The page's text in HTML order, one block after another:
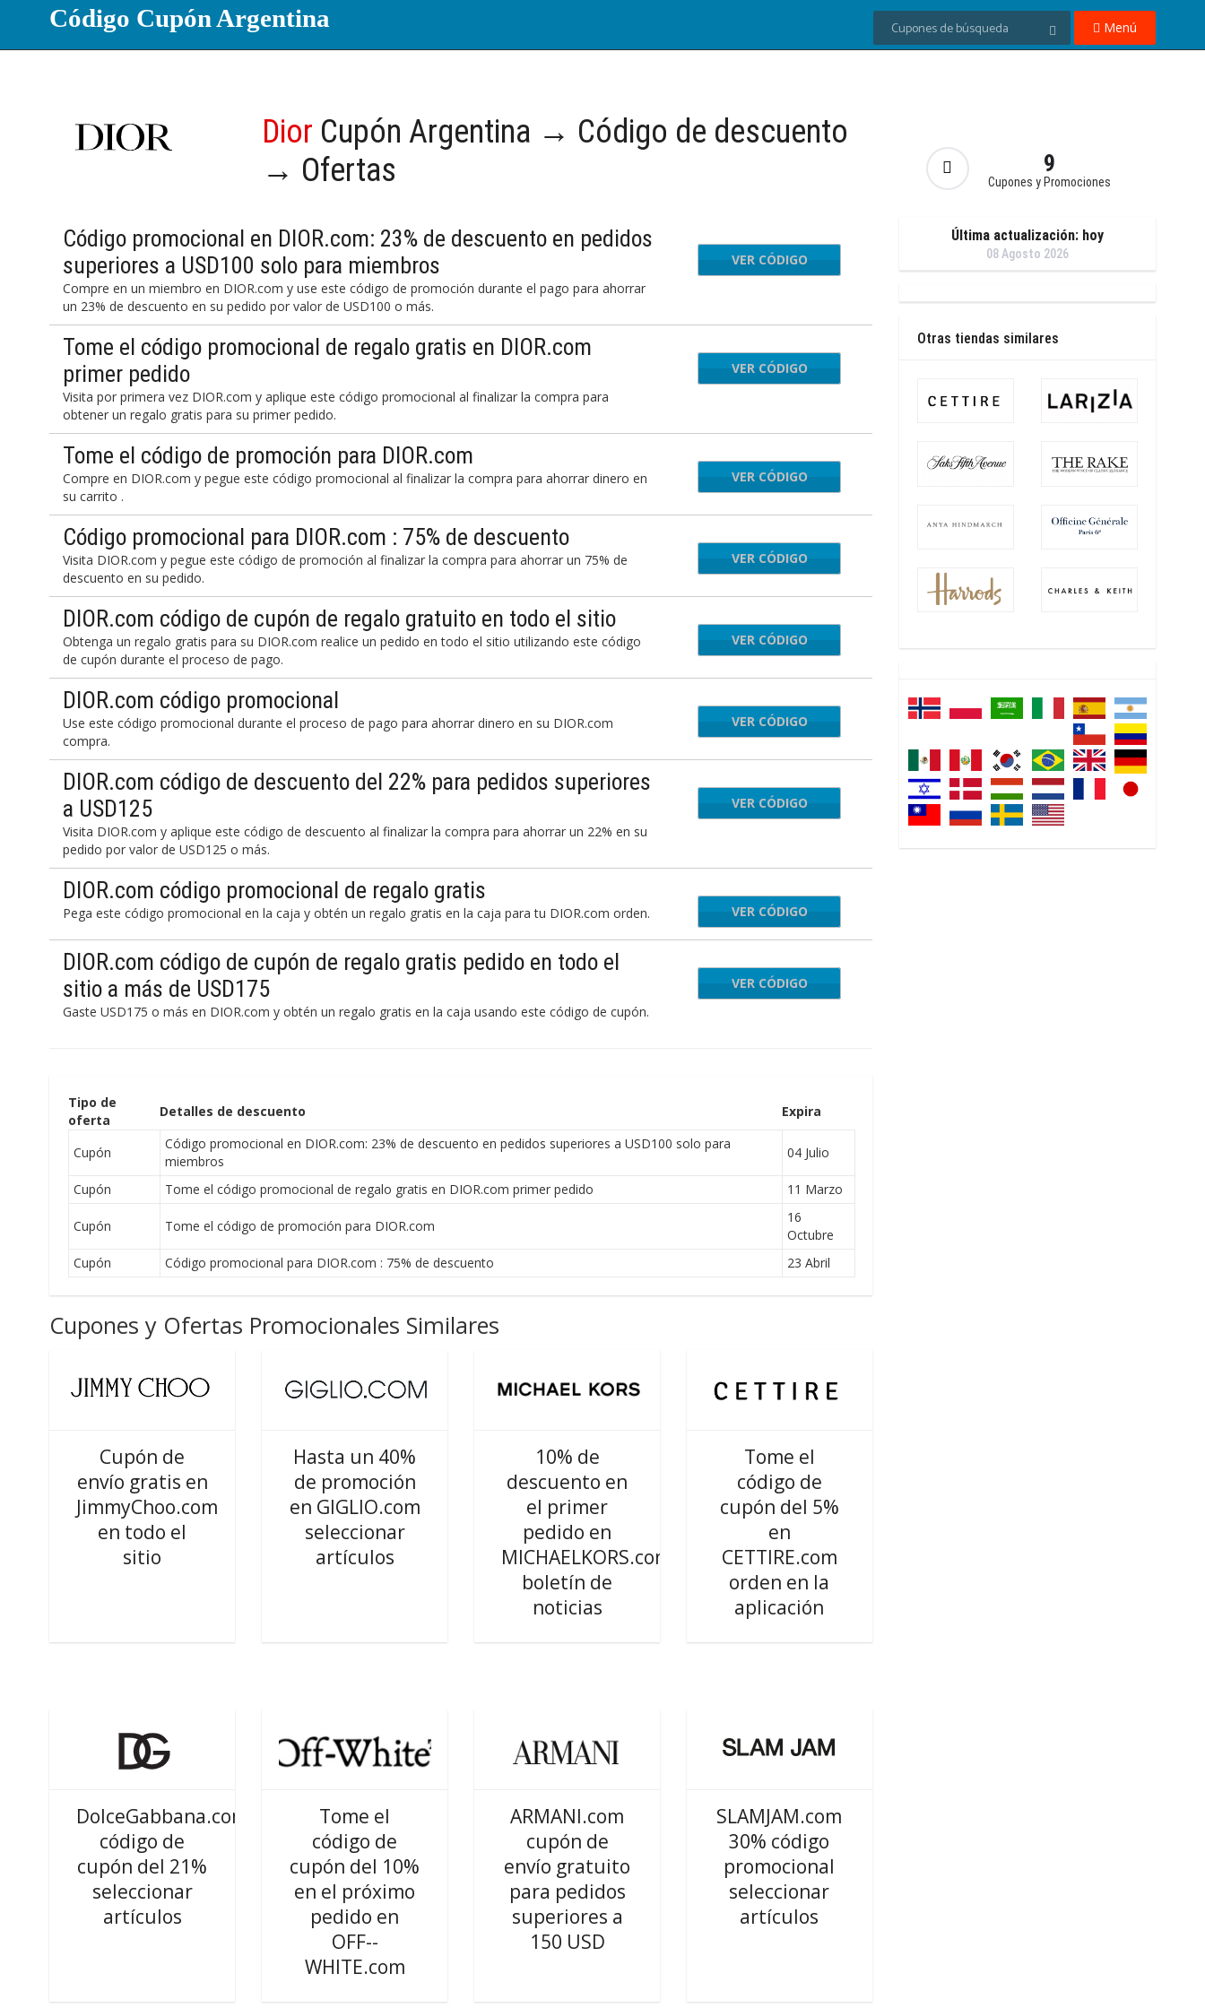
Código Cupón Argentina Menú
Dior Cupón Argentina → Código de descuento
→ Ofertas
9
Cupones y Promociones
Código promocional en DIOR.com: 23% de descuento en pedidos
superiores a USD100 solo para miembros
Compre en un miembro en DIOR.com y use este código de promoción durante el pago para ahorrar
un 23% de descuento en su pedido por valor de USD100 o más.
JOIN23
VER CÓDIGO
Tome el código promocional de regalo gratis en DIOR.com
primer pedido
Visita por primera vez DIOR.com y aplique este código promocional al finalizar la compra para
obtener un regalo gratis para su primer pedido.
COMEYOU
VER CÓDIGO
Tome el código de promoción para DIOR.com
Compre en DIOR.com y pegue este código promocional al finalizar la compra para ahorrar dinero en
su carrito .
TINES23
VER CÓDIGO
Código promocional para DIOR.com : 75% de descuento
Visita DIOR.com y pegue este código de promoción al finalizar la compra para ahorrar un 75% de
descuento en su pedido.
LINDA10
VER CÓDIGO
DIOR.com código de cupón de regalo gratuito en todo el sitio
Obtenga un regalo gratis para su DIOR.com realice un pedido en todo el sitio utilizando este código
de cupón durante el proceso de pago.
INCART
VER CÓDIGO
DIOR.com código promocional
Use este código promocional durante el proceso de pago para ahorrar dinero en su DIOR.com
compra.
ELINE22
VER CÓDIGO
DIOR.com código de descuento del 22% para pedidos superiores
a USD125
Visita DIOR.com y aplique este código de descuento al finalizar la compra para ahorrar un 22% en su
pedido por valor de USD125 o más.
ATELIER
VER CÓDIGO
DIOR.com código promocional de regalo gratis
Pega este código promocional en la caja y obtén un regalo gratis en la caja para tu DIOR.com orden. INCART
VER CÓDIGO
DIOR.com código de cupón de regalo gratis pedido en todo el
sitio a más de USD175
Gaste USD175 o más en DIOR.com y obtén un regalo gratis en la caja usando este código de cupón.
INGMOON
VER CÓDIGO
Tipo de
oferta
Detalles de descuento Expira
Cupón
Código promocional en DIOR.com: 23% de descuento en pedidos superiores a USD100 solo para
miembros
04 Julio
Cupón Tome el código promocional de regalo gratis en DIOR.com primer pedido 11 Marzo
Cupón Tome el código de promoción para DIOR.com
16
Octubre
Cupón
Código promocional para DIOR.com : 75% de descuento 23 Abril
Cupones y Ofertas Promocionales Similares
Cupón de
envío gratis en
JimmyChoo.com
en todo el
sitio
Hasta un 40%
de promoción
en GIGLIO.com
seleccionar
artículos
10% de
descuento en
el primer
pedido en
MICHAELKORS.com
boletín de
noticias
Tome el
código de
cupón del 5%
en
CETTIRE.com
orden en la
aplicación
DolceGabbana.com
código de
cupón del 21%
seleccionar
artículos
Tome el
código de
cupón del 10%
en el próximo
pedido en
OFF--
WHITE.com
ARMANI.com
cupón de
envío gratuito
para pedidos
superiores a
150 USD
SLAMJAM.com
30% código
promocional
seleccionar
artículos
Última actualización: hoy
08 Agosto 2026
Otras tiendas similares